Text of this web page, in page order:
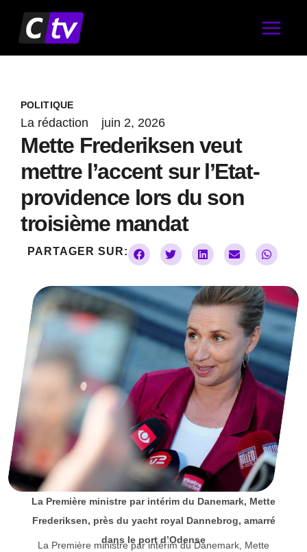
contenu
POLITIQUE
La rédaction juin 2, 2026
Mette Frederiksen veut
mettre l’accent sur l’Etat-
providence lors du son
troisième mandat
PARTAGER SUR:
La Première ministre par intérim du Danemark, Mette
Frederiksen, près du yacht royal Dannebrog, amarré
dans le port d’Odense
La Première ministre par intérim du Danemark, Mette